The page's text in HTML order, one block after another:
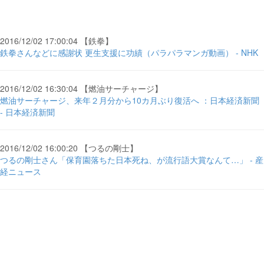
2016/12/02 17:00:04 【鉄拳】
鉄拳さんなどに感謝状 更生支援に功績（パラパラマンガ動画） - NHK
2016/12/02 16:30:04 【燃油サーチャージ】
燃油サーチャージ、来年２月分から10カ月ぶり復活へ ：日本経済新聞
- 日本経済新聞
2016/12/02 16:00:20 【つるの剛士】
つるの剛士さん「保育園落ちた日本死ね、が流行語大賞なんて…」 - 産
経ニュース